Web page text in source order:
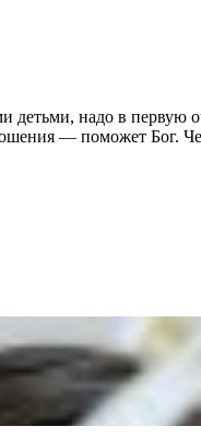
надо в первую
— поможет Бог.